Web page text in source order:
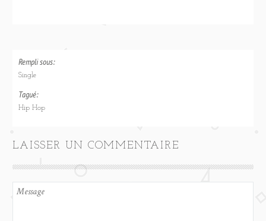
Rempli sous:
Single
Tagué:
Hip Hop
LAISSER UN COMMENTAIRE